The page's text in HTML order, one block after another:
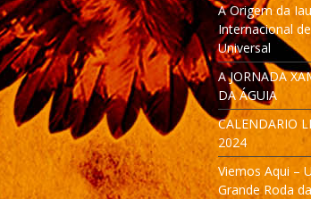
A Origem da
Internacional
Universal
A JORNADA
DA ÁGUIA
CALENDARIO
2024
Viemos Aqui –
Grande Roda